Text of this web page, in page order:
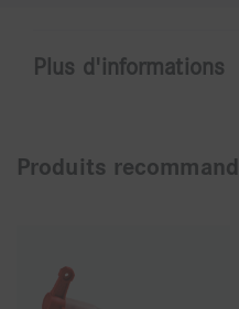
Plus d'informations
médicaux non critiques
Produits